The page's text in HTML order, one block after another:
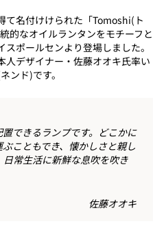
て名付けけられた「Tomoshi(ト
的なオイルランタンをモチーフと
ポールセンより登場しました。
人デザイナー・佐藤オオキ氏率い
ンド)です。
置できるランプです。どこかに
こともでき、懐かしさと親し
常生活に新鮮な息吹を吹き
佐藤オオキ